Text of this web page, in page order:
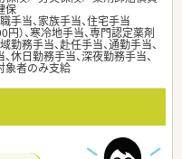
保
手当、家族手当、住宅手当
円）、寒冷地手当、専門認定薬剤
勤務手当、赴任手当、通勤手当、
休日勤務手当、深夜勤務手当、
象者のみ支給